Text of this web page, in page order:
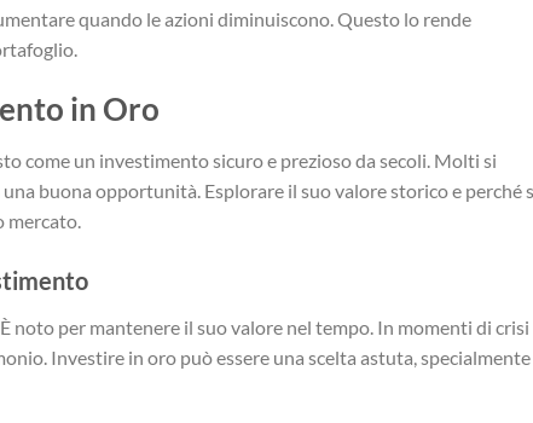
quando le azioni diminuiscono. Questo lo rende
in Oro
come un investimento sicuro e prezioso da secoli. Molti si
buona opportunità. Esplorare il suo valore storico e perché
mercato.
noto per mantenere il suo valore nel tempo. In momenti di crisi
Investire in oro può essere una scelta astuta, specialmente